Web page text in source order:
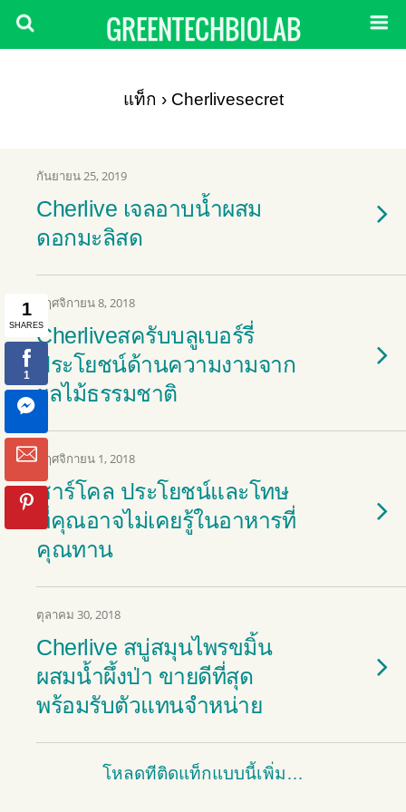
GREENTECHBIOLAB
แท็ก › Cherlivesecret
กันยายน 25, 2019
Cherlive เจลอาบน้ำผสม
ดอกมะลิสด
พฤศจิกายน 8, 2018
Cherliveสครับบลูเบอร์รี่
ประโยชน์ด้านความงามจาก
ผลไม้ธรรมชาติ
พฤศจิกายน 1, 2018
ชาร์โคล ประโยชน์และโทษ
ที่คุณอาจไม่เคยรู้ในอาหารที่
คุณทาน
ตุลาคม 30, 2018
Cherlive สบู่สมุนไพรขมิ้น
ผสมน้ำผึ้งป่า ขายดีที่สุด
พร้อมรับตัวแทนจำหน่าย
โหลดทีติดแท็กแบบนี้เพิ่ม…